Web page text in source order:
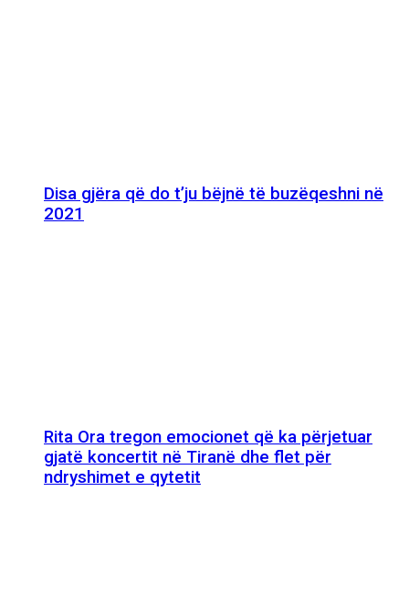
Disa gjëra që do t’ju bëjnë të buzëqeshni në
2021
Rita Ora tregon emocionet që ka përjetuar
gjatë koncertit në Tiranë dhe flet për
ndryshimet e qytetit